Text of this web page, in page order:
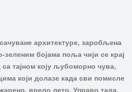
архитектуре, заробљена
бојама поља чији се крај
са тајном коју љубоморно чува,
који долазе када сви помисле
врело лето. Управо тада,